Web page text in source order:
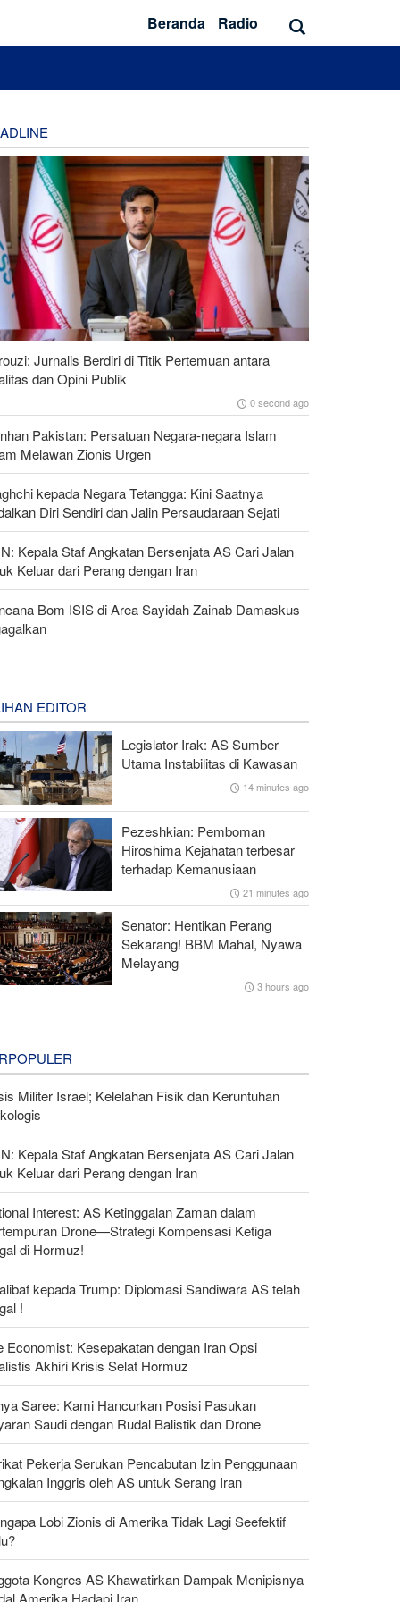
Beranda Radio
Jurnalis Berdiri di Titik Pertemuan antara
dan Opini Publik
0 second ago
Pakistan: Persatuan Negara-negara Islam
Melawan Zionis Urgen
kepada Negara Tetangga: Kini Saatnya
Diri Sendiri dan Jalin Persaudaraan Sejati
Kepala Staf Angkatan Bersenjata AS Cari Jalan
Keluar dari Perang dengan Iran
Bom ISIS di Area Sayidah Zainab Damaskus
EDITOR
Legislator Irak: AS Sumber
Utama Instabilitas di Kawasan
14 minutes ago
Pezeshkian: Pemboman
Hiroshima Kejahatan terbesar
terhadap Kemanusiaan
21 minutes ago
Senator: Hentikan Perang
Sekarang! BBM Mahal, Nyawa
Melayang
3 hours ago
Militer Israel; Kelelahan Fisik dan Keruntuhan
Kepala Staf Angkatan Bersenjata AS Cari Jalan
Keluar dari Perang dengan Iran
Interest: AS Ketinggalan Zaman dalam
Drone—Strategi Kompensasi Ketiga
di Hormuz!
kepada Trump: Diplomasi Sandiwara AS telah
!
Economist: Kesepakatan dengan Iran Opsi
Akhiri Krisis Selat Hormuz
Saree: Kami Hancurkan Posisi Pasukan
Saudi dengan Rudal Balistik dan Drone
Pekerja Serukan Pencabutan Izin Penggunaan
Inggris oleh AS untuk Serang Iran
Lobi Zionis di Amerika Tidak Lagi Seefektif
Kongres AS Khawatirkan Dampak Menipisnya
Amerika Hadapi Iran